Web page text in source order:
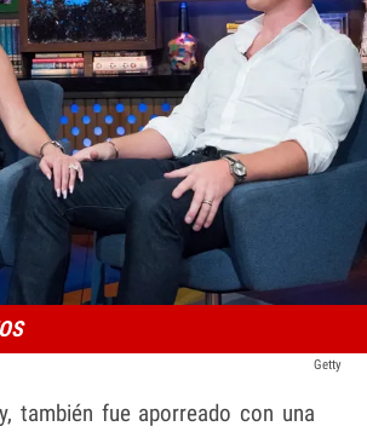
Getty
también fue aporreado con una